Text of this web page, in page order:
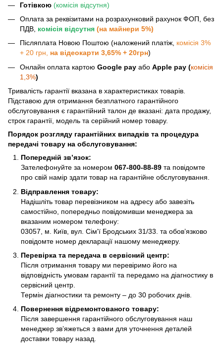
Готівкою (комісія відсутня)
Оплата за реквізитами на розрахунковий рахунок ФОП, без
ПДВ, комісія відсутня (на майнери 5%)
Післяплата Новою Поштою (наложений платіж, комісія 3%
+ 20 грн, на відеокарти 3,65% + 20грн)
Онлайн оплата картою Google pay або Apple pay (комісія
1,3%)
Тривалість гарантії вказана в характеристиках товарів.
Підставою для отримання безплатного гарантійного
обслуговування є гарантійний талон де вказані: дата продажу,
строк гарантії, модель та серійний номер товару.
Порядок розгляду гарантійних випадків та процедура
передачі товару на обслуговування:
Попередній зв’язок:
Зателефонуйте за номером 067-800-88-89 та повідомте
про свій намір здати товар на гарантійне обслуговування.
Відправлення товару:
Надішліть товар перевізником на адресу або завезіть
самостійно, попередньо повідомивши менеджера за
вказаним номером телефону:
03057, м. Київ, вул. Сім'ї Бродських 31/33. та обов’язково
повідомте номер декларації нашому менеджеру.
Перевірка та передача в сервісний центр:
Після отримання товару ми перевіримо його на
відповідність умовам гарантії та передамо на діагностику в
сервісний центр.
Термін діагностики та ремонту – до 30 робочих днів.
Повернення відремонтованого товару:
Після завершення гарантійного обслуговування наш
менеджер зв’яжеться з вами для уточнення деталей
доставки товару назад.